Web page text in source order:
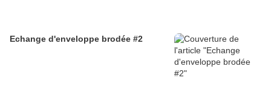
Echange d'enveloppe brodée #2